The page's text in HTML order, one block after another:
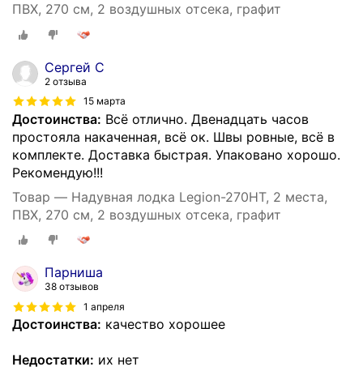
ПВХ, 270 см, 2 воздушных отсека, графит
Сергей С
2 отзыва
15 марта
Достоинства: Всё отлично. Двенадцать часов
простояла накаченная, всё ок. Швы ровные, всё в
комплекте. Доставка быстрая. Упаковано хорошо.
Рекомендую!!!
Товар — Надувная лодка Legion-270HT, 2 места,
ПВХ, 270 см, 2 воздушных отсека, графит
Парниша
38 отзывов
1 апреля
Достоинства: качество хорошее
Недостатки: их нет